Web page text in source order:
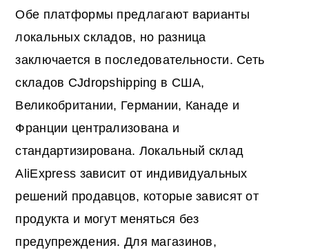
Обе платформы предлагают варианты
локальных складов, но разница
заключается в последовательности. Сеть
складов CJdropshipping в США,
Великобритании, Германии, Канаде и
Франции централизована и
стандартизирована. Локальный склад
AliExpress зависит от индивидуальных
решений продавцов, которые зависят от
продукта и могут меняться без
предупреждения. Для магазинов,